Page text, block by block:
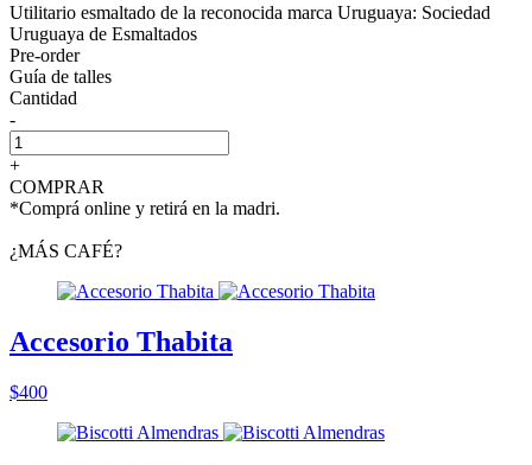
Utilitario esmaltado de la reconocida marca Uruguaya: Sociedad
Uruguaya de Esmaltados
Pre-order
Guía de talles
Cantidad
-
+
COMPRAR
*Comprá online y retirá en la madri.
¿MÁS CAFÉ?
Accesorio Thabita
$400